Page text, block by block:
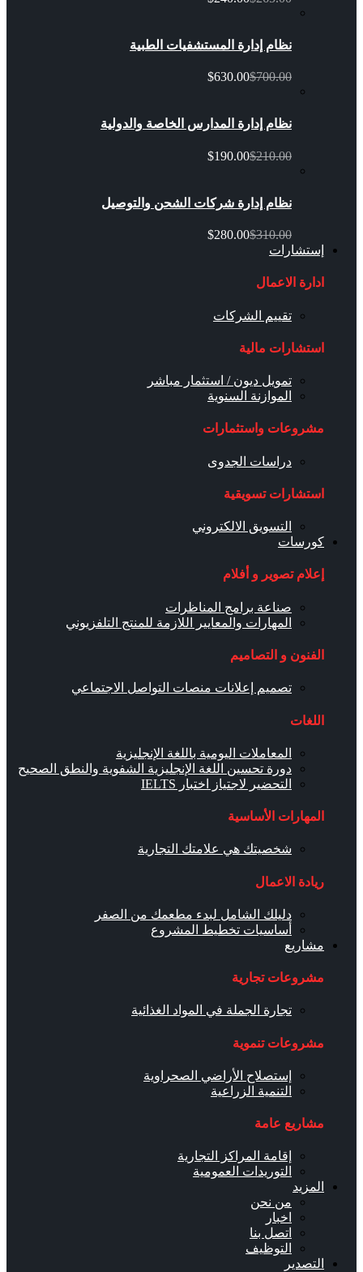
نظام إدارة المستشفيات الطبية
$630.00$700.00
نظام إدارة المدارس الخاصة والدولية
$190.00$210.00
نظام إدارة شركات الشحن والتوصيل
$280.00$310.00
إستشارات
ادارة الاعمال
تقييم الشركات
استشارات مالية
تمويل ديون / استثمار مباشر
الموازنة السنوية
مشروعات واستثمارات
دراسات الجدوى
استشارات تسويقية
التسويق الالكتروني
كورسات
إعلام تصوير و أفلام
صناعة برامج المناظرات
المهارات والمعايير اللازمة للمنتج التلفزيوني
الفنون و التصاميم
تصميم إعلانات منصات التواصل الاجتماعي
اللغات
المعاملات اليومية باللغة الإنجليزية
دورة تحسين اللغة الإنجليزية الشفوية والنطق الصحيح
التحضير لاجتياز اختبار IELTS
المهارات الأساسية
شخصيتك هي علامتك التجارية
ريادة الاعمال
دليلك الشامل لبدء مطعمك من الصفر
أساسيات تخطيط المشروع
مشاريع
مشروعات تجارية
تجارة الجملة في المواد الغذائية
مشروعات تنموية
إستصلاح الأراضي الصحراوية
التنمية الزراعية
مشاريع عامة
إقامة المراكز التجارية
التوريدات العمومية
المزيد
من نحن
اخبار
اتصل بنا
التوظيف
التصدير